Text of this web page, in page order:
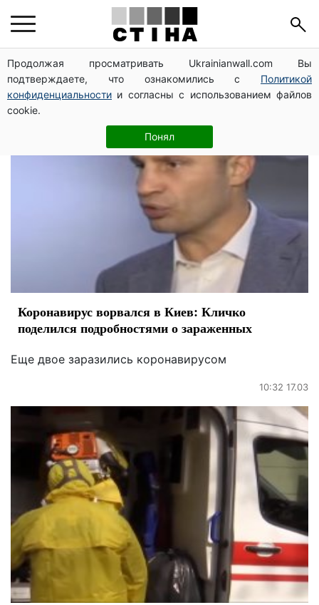
Продолжая просматривать Ukrainianwall.com Вы
подтверждаете, что ознакомились с Политикой
конфиденциальности и согласны с использованием файлов
cookie.
Понял
заболевания
Коронавирус ворвался в Киев: Кличко
поделился подробностями о зараженных
Еще двое заразились коронавирусом
10:32 17.03